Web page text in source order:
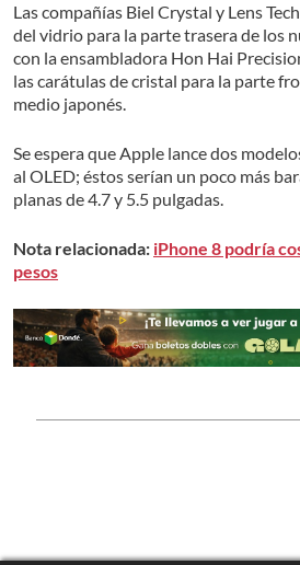
Las compañías Biel Crystal y Lens
del vidrio para la parte trasera de los
con la ensambladora Hon Hai
las carátulas de cristal para la parte
medio japonés.
Se espera que Apple lance dos
al OLED; éstos serían un poco más
planas de 4.7 y 5.5 pulgadas.
Nota relacionada: iPhone 8 podría
pesos